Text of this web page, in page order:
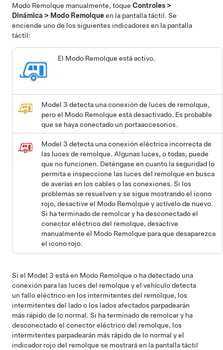
Modo Remolque manualmente, toque Controles >
Dinámica > Modo Remolqueen la pantalla táctil. Se
enciende uno de los siguientes indicadores en la pantalla
táctil:
El Modo Remolque está activo.
Model 3 detecta una conexión de luces de remolque,
pero el Modo Remolque está desactivado. Es probable
que se haya conectado un portaaccesorios.
Model 3 detecta una conexión eléctrica incorrecta de
las luces de remolque. Algunas luces, o todas, puede
que no funcionen. Deténgase en cuanto la seguridad lo
permita e inspeccione las luces del remolque en busca
de averías en los cables o las conexiones. Si los
problemas se resuelven y se sigue mostrando el icono
rojo, desactive el Modo Remolque y actívelo de nuevo.
Si ha terminado de remolcar y ha desconectado el
conector eléctrico del remolque, desactive
manualmente el Modo Remolque para que desaparezca
el icono rojo.
Si el Model 3 está en Modo Remolque o ha detectado una
conexión para las luces del remolque y el vehículo detecta
un fallo eléctrico en los intermitentes del remolque, los
intermitentes del lado o los lados afectados parpadearán
más rápido de lo normal. Si ha terminado de remolcar y ha
desconectado el conector eléctrico del remolque, los
intermitentes parpadearán más rápido de lo normal y el
indicador rojo del remolque se mostrará en la pantalla táctil